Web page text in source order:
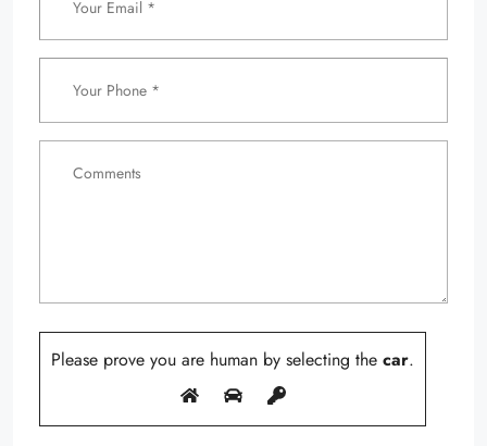
Please prove you are human by selecting the car.